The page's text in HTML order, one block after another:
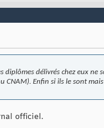
délivrés chez eux ne
Enfin si ils le sont
officiel.